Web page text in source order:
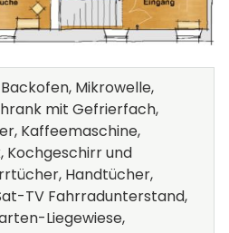
Mikrowelle,
mit Gefrierfach,
Kaffeemaschine,
Kochgeschirr und
Handtücher,
TV Fahrradunterstand,
Liegewiese,